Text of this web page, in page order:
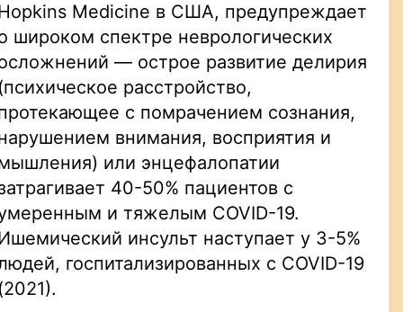
Medicine в США, предупреждает
широком спектре неврологических
— острое развитие делирия
расстройство,
с помрачением сознания,
внимания, восприятия и
или энцефалопатии
40-50% пациентов с
и тяжелым COVID-19.
инсульт наступает у 3-5%
госпитализированных с COVID-19